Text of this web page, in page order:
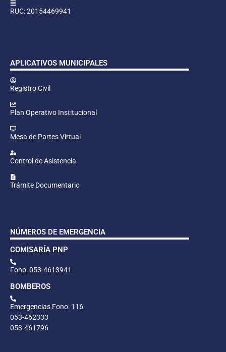
RUC: 20154469941
APLICATIVOS MUNICIPALES
Registro Civil
Plan Operativo Institucional
Mesa de Partes Virtual
Control de Asistencia
Trámite Documentario
NÚMEROS DE EMERGENCIA
COMISARÍA PNP
Fono: 053-4613941
BOMBEROS
Emergencias Fono: 116
053-462333
053-461796